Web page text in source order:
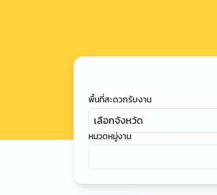
พื้นที่สะดวกรับงาน
เลือกจังหวัด
หมวดหมู่งาน